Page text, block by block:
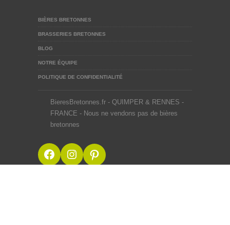
BIÈRES BRETONNES
BRASSERIES BRETONNES
BLOG
NOTRE ÉQUIPE
POLITIQUE DE CONFIDENTIALITÉ
BieresBretonnes.fr - QUIMPER & RENNES -
FRANCE - Nous ne vendons pas de bières
bretonnes
Facebook
Instagram
Pinterest